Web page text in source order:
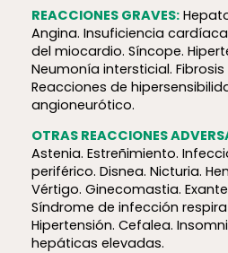
REACCIONES GRAVES:
Angina. Insuficiencia
del miocardio. Síncope.
Neumonía intersticial.
Reacciones de
angioneurótico.
OTRAS REACCIONES
Astenia. Estreñimiento.
periférico. Disnea. Nicturia.
Vértigo. Ginecomastia.
Síndrome de infección
Hipertensión. Cefalea.
hepáticas elevadas.